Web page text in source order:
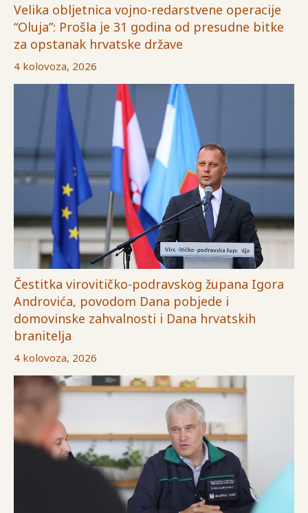
Velika obljetnica vojno-redarstvene operacije
“Oluja”: Prošla je 31 godina od presudne bitke
za opstanak hrvatske države
4 kolovoza, 2026
Čestitka virovitičko-podravskog župana Igora
Androvića, povodom Dana pobjede i
domovinske zahvalnosti i Dana hrvatskih
branitelja
4 kolovoza, 2026